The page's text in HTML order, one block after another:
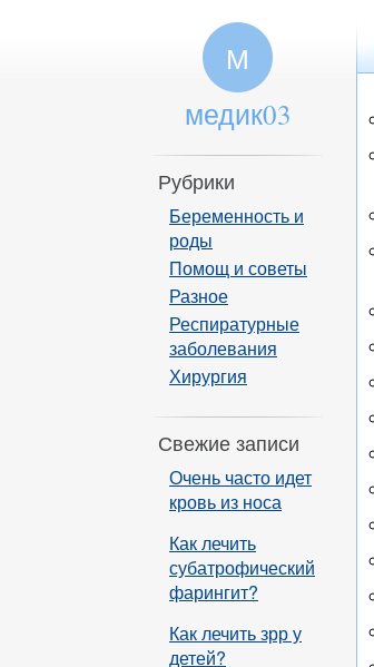
М
медик03
Рубрики
Беременность и
роды
Помощ и советы
Разное
Респиратурные
заболевания
Хирургия
Свежие записи
Очень часто идет
кровь из носа
Как лечить
субатрофический
фарингит?
Как лечить зрр у
детей?